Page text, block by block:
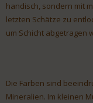
handisch, sondern mit
letzten Schätze zu
um Schicht abgetragen
Die Farben sind
Mineralien. Im kleinen